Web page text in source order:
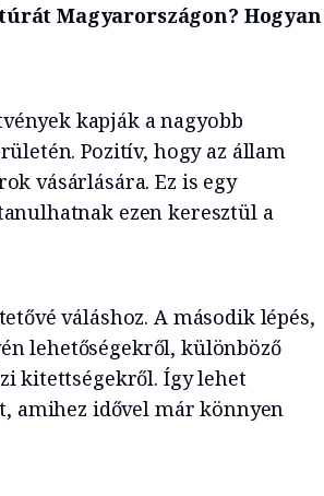
Magyarországon? Hogyan
kapják a nagyobb
Pozitív, hogy az állam
vásárlására. Ez is egy
ezen keresztül a
váláshoz. A második lépés,
lehetőségekről, különböző
kitettségekről. Így lehet
amihez idővel már könnyen